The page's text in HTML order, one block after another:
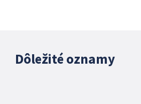
Dôležité oznamy